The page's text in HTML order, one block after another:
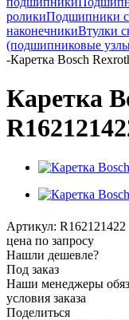
роликиПодшипники
наконечникиВтулки
(подшипниковые
-Каретка Bosch
Каретка
Артикул: R162121422
цена по запросу
Нашли дешевле?
Под заказ
Наши менеджеры
условия заказа
Поделиться